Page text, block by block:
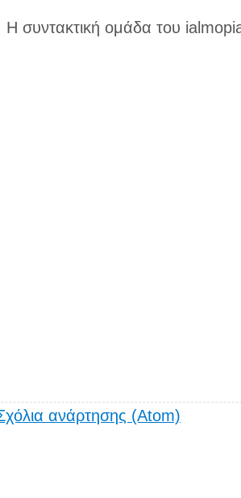
Η συντακτική ομάδα του
ανάρτησης (Atom)